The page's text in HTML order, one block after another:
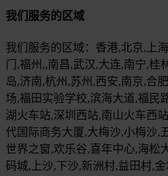
我们服务的区域
我们服务的区域：香港,北京,上
门,福州,,南昌,武汉,大连,南宁,桂
岛,济南,杭州,苏州,西安,南京,合
场,福田实验学校,滨海大道,福民
湖火车站,深圳西站,南山火车西
代国际商务大厦,大梅沙,小梅沙,
世界之窗,欢乐谷,喜年中心,海松
码城,上沙,下沙,新洲村,益田村,